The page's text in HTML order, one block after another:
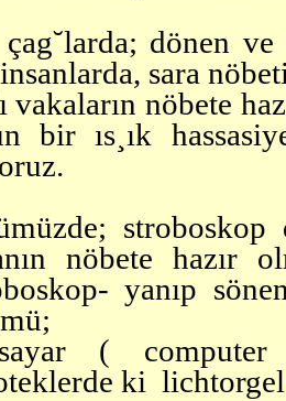
dönen
insanlarda, sara
vakaların nöbete
bir ıs¸ık
nöbete hazır
yanıp
(
ki